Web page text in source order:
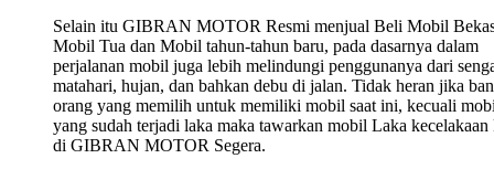
Selain itu GIBRAN MOTOR Resmi menjual Beli Mobil
Mobil Tua dan Mobil tahun-tahun baru, pada dasarnya dalam
perjalanan mobil juga lebih melindungi penggunanya dari
matahari, hujan, dan bahkan debu di jalan. Tidak heran jika
orang yang memilih untuk memiliki mobil saat ini, kecuali
yang sudah terjadi laka maka tawarkan mobil Laka kecelakaan
di GIBRAN MOTOR Segera.